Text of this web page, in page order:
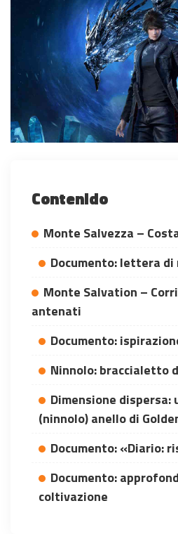
WHY JOIN THE
ALL PERKS — ZERO NOISE • 100%
100% FREE to join
Contenido
Monte Salvezza –
Documento: lettera di
Monte Salvation –
antenati
Documento:
Ninnolo: braccialetto
Dimensione
(ninnolo) anello di
Documento: «Diario:
Documento:
coltivazione